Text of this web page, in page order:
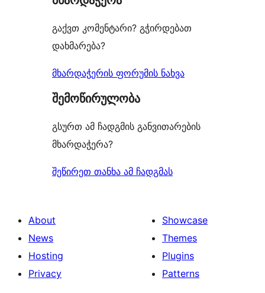
გაქვთ კომენტარი? გჭირდებათ
დახმარება?
მხარდაჭერის ფორუმის ნახვა
შემოწირულობა
გსურთ ამ ჩადგმის განვითარების
მხარდაჭერა?
შეწირეთ თანხა ამ ჩადგმას
About
News
Hosting
Privacy
Showcase
Themes
Plugins
Patterns